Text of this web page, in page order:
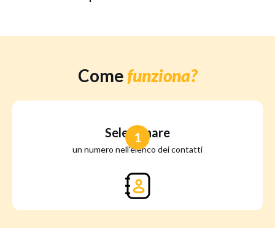
Comefunziona?
Selezionare
un numero nell'elenco dei contatti
1